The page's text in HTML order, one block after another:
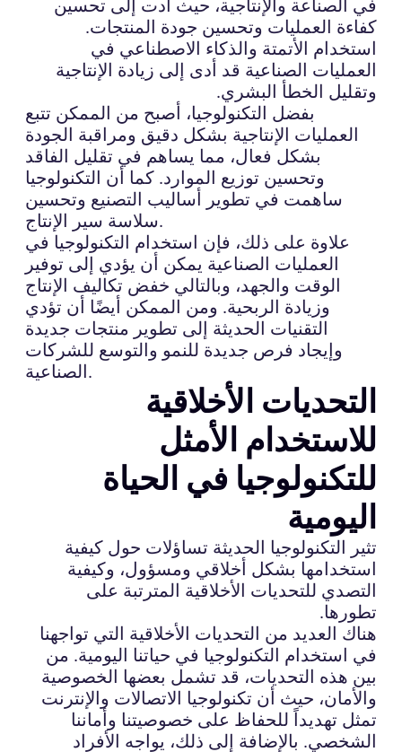
في الصناعة والإنتاجية، حيث أدت إلى تحسين
كفاءة العمليات وتحسين جودة المنتجات.
استخدام الأتمتة والذكاء الاصطناعي في
العمليات الصناعية قد أدى إلى زيادة الإنتاجية
وتقليل الخطأ البشري.
بفضل التكنولوجيا، أصبح من الممكن تتبع
العمليات الإنتاجية بشكل دقيق ومراقبة الجودة
بشكل فعال، مما يساهم في تقليل الفاقد
وتحسين توزيع الموارد. كما أن التكنولوجيا
ساهمت في تطوير أساليب التصنيع وتحسين
سلاسة سير الإنتاج.
علاوة على ذلك، فإن استخدام التكنولوجيا في
العمليات الصناعية يمكن أن يؤدي إلى توفير
الوقت والجهد، وبالتالي خفض تكاليف الإنتاج
وزيادة الربحية. ومن الممكن أيضًا أن تؤدي
التقنيات الحديثة إلى تطوير منتجات جديدة
وإيجاد فرص جديدة للنمو والتوسع للشركات
الصناعية.
التحديات الأخلاقية
للاستخدام الأمثل
للتكنولوجيا في الحياة
اليومية
تثير التكنولوجيا الحديثة تساؤلات حول كيفية
استخدامها بشكل أخلاقي ومسؤول، وكيفية
التصدي للتحديات الأخلاقية المترتبة على
تطورها.
هناك العديد من التحديات الأخلاقية التي تواجهنا
في استخدام التكنولوجيا في حياتنا اليومية. من
بين هذه التحديات، قد تشمل بعضها الخصوصية
والأمان، حيث أن تكنولوجيا الاتصالات والإنترنت
تمثل تهديداً للحفاظ على خصوصيتنا وأماننا
الشخصي. بالإضافة إلى ذلك، يواجه الأفراد